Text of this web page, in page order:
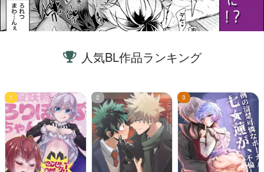
人気BL作品ランキング